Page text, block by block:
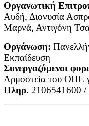
Οργανωτική
Αυδή, Διονυσία
Μαρνά, Αντιγόνη
Οργάνωση:
Εκπαίδευση
Συνεργαζόμενοι
Αρμοστεία του ΟΗΕ
Πληρ. 2106541600 /